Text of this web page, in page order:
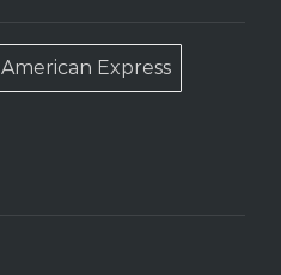
American Express